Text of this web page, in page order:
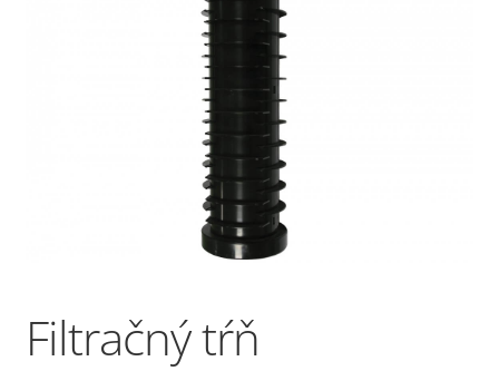
Obchodné podmienky
Filtračný tŕň